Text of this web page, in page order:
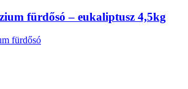
fürdősó – eukaliptusz 4,5kg
fürdősó